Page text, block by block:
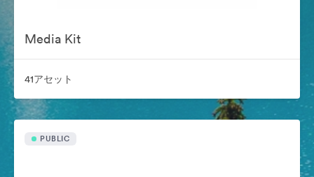
Media Kit
41アセット
PUBLIC